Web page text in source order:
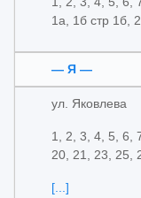
1а, 1б стр 1б,
— Я —
ул. Яковлева
1, 2, 3, 4, 5, 6,
20, 21, 23, 25,
[...]